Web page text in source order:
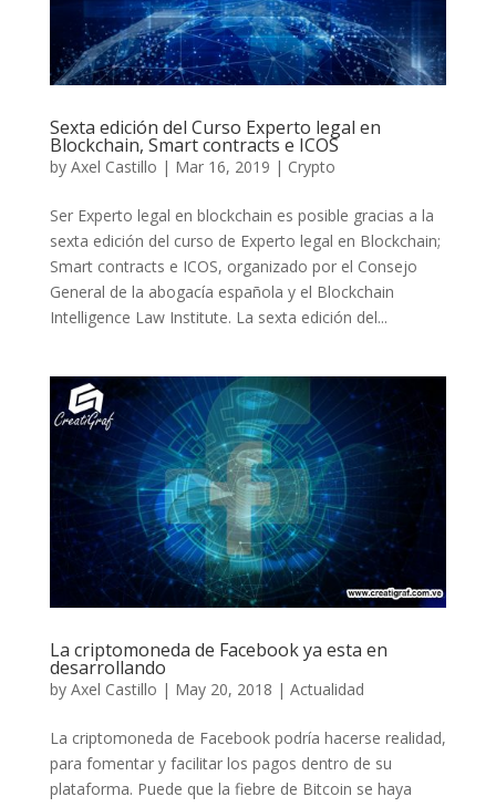
Sexta edición del Curso Experto legal en
Blockchain, Smart contracts e ICOS
by Axel Castillo | Mar 16, 2019 | Crypto
Ser Experto legal en blockchain es posible gracias a la
sexta edición del curso de Experto legal en Blockchain;
Smart contracts e ICOS, organizado por el Consejo
General de la abogacía española y el Blockchain
Intelligence Law Institute. La sexta edición del...
La criptomoneda de Facebook ya esta en
desarrollando
by Axel Castillo | May 20, 2018 | Actualidad
La criptomoneda de Facebook podría hacerse realidad,
para fomentar y facilitar los pagos dentro de su
plataforma. Puede que la fiebre de Bitcoin se haya